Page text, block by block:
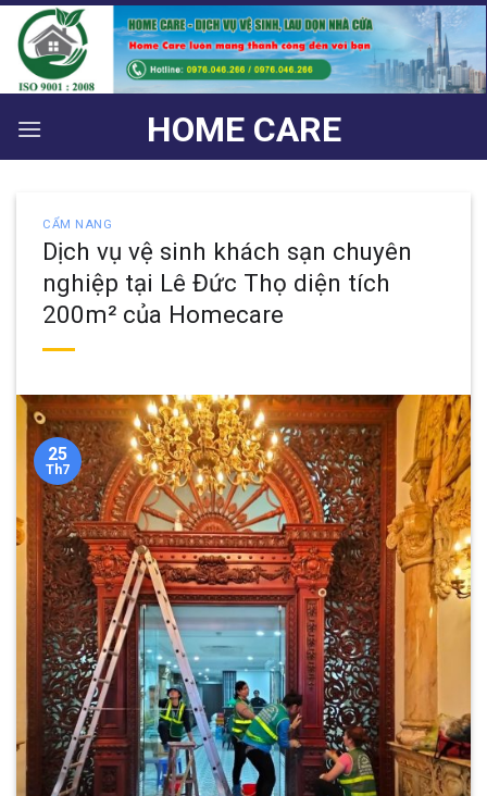
Bỏ
qua
nội
dung
HOME CARE
CẨM NANG
Dịch vụ vệ sinh khách sạn chuyên
nghiệp tại Lê Đức Thọ diện tích
200m² của Homecare
25
Th7